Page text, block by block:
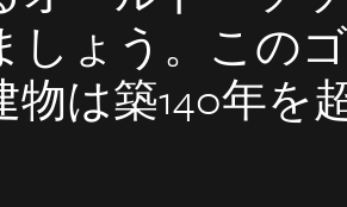
しょう。この
物は築140年を